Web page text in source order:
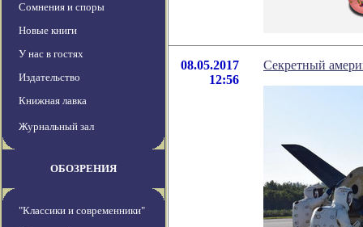
Сомнения и споры
Новые книги
У нас в гостях
Издательство
Книжная лавка
Журнальный зал
ОБОЗРЕНИЯ
"Классики и современники"
08.05.2017
12:56
Секретный